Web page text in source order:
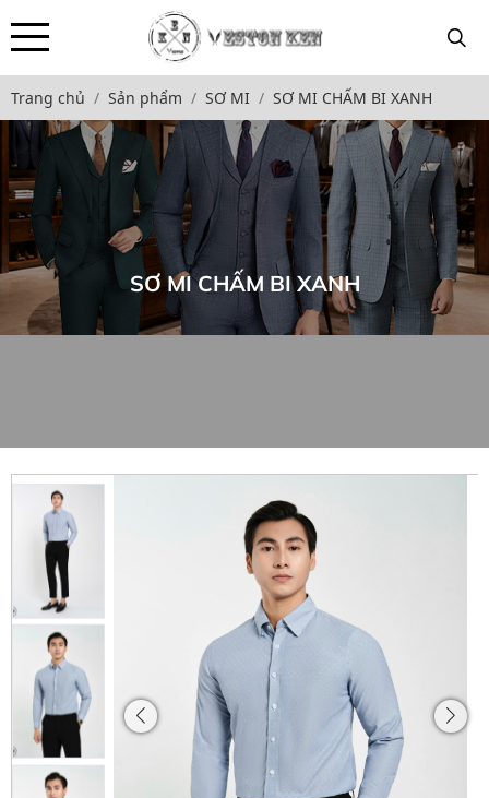
Trang chủ Sản phẩm SƠ MI SƠ MI CHẤM BI XANH
SƠ MI CHẤM BI XANH